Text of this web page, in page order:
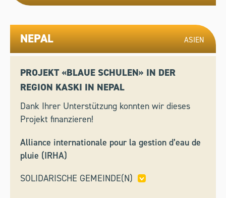
NEPAL ASIEN
PROJEKT «BLAUE SCHULEN» IN DER
REGION KASKI IN NEPAL
Dank Ihrer Unterstützung konnten wir dieses
Projekt finanzieren!
Alliance internationale pour la gestion d’eau de
pluie (IRHA)
SOLIDARISCHE GEMEINDE(N)